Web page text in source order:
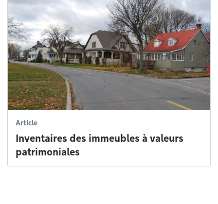
Article
Inventaires des immeubles à valeurs
patrimoniales